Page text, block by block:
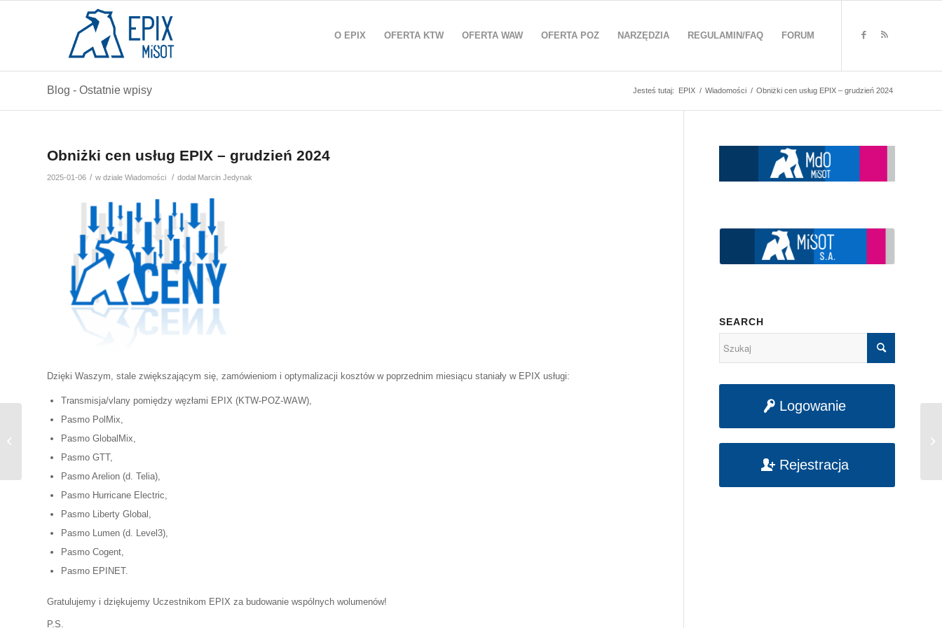
O EPIX OFERTA KTW OFERTA WAW OFERTA POZ NARZĘDZIA REGULAMIN/FAQ FORUM
Blog - Ostatnie wpisy Jesteś tutaj: EPIX / Wiadomości / Obniżki cen usług EPIX – grudzień 2024
Obniżki cen usług EPIX – grudzień 2024
2025-01-06 / w dziale Wiadomości / dodał Marcin Jedynak
Dzięki Waszym, stale zwiększającym się, zamówieniom i optymalizacji kosztów w poprzednim miesiącu staniały w EPIX usługi:
Transmisja/vlany pomiędzy węzłami EPIX (KTW-POZ-WAW),
Pasmo PolMix,
Pasmo GlobalMix,
Pasmo GTT,
Pasmo Arelion (d. Telia),
Pasmo Hurricane Electric,
Pasmo Liberty Global,
Pasmo Lumen (d. Level3),
Pasmo Cogent,
Pasmo EPINET.
Gratulujemy i dziękujemy Uczestnikom EPIX za budowanie wspólnych wolumenów!
P.S.
SEARCH
Logowanie
Rejestracja
Obniżki cen usług EPIX -grudzień